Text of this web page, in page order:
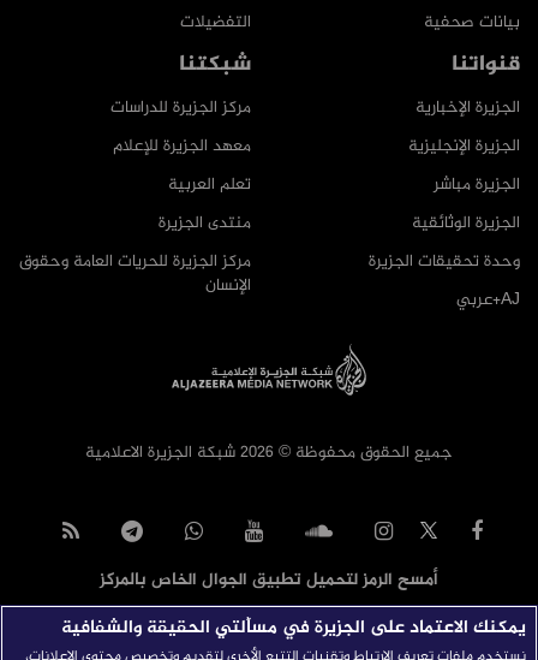
التفضيلات
بيانات صحفية
شبكتنا
مركز الجزيرة للدراسات
معهد الجزيرة للإعلام
تعلم العربية
منتدى الجزيرة
مركز الجزيرة للحريات العامة وحقوق
الإنسان
قنواتنا
الجزيرة الإخبارية
الجزيرة الإنجليزية
الجزيرة مباشر
الجزيرة الوثائقية
وحدة تحقيقات الجزيرة
AJ+عربي
جميع الحقوق محفوظة © 2026 شبكة الجزيرة الاعلامية
أمسح الرمز لتحميل تطبيق الجوال الخاص بالمركز
يمكنك الاعتماد على الجزيرة في مسألتي الحقيقة والشفافية